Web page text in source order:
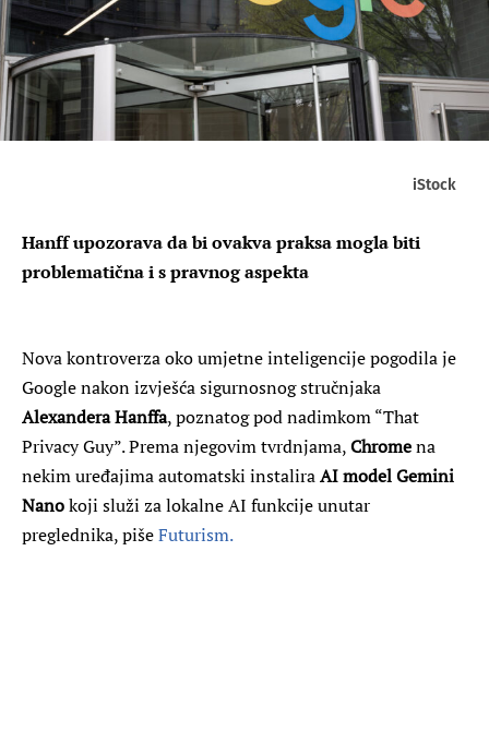
iStock
Hanff upozorava da bi ovakva praksa mogla biti
problematična i s pravnog aspekta
Nova kontroverza oko umjetne inteligencije pogodila je
Google nakon izvješća sigurnosnog stručnjaka
Alexandera Hanffa, poznatog pod nadimkom “That
Privacy Guy”. Prema njegovim tvrdnjama,Chromena
nekim uređajima automatski instaliraAI model Gemini
Nanokoji služi za lokalne AI funkcije unutar
preglednika, pišeFuturism.